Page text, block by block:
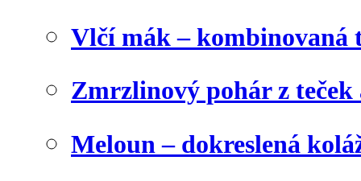
Vlčí mák – kombinovaná
Zmrzlinový pohár z
Meloun – dokreslená